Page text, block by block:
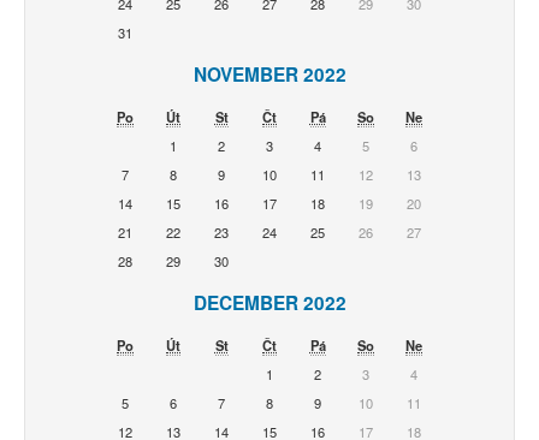
31
NOVEMBER 2022
Po Út St Čt Pá So
Ne
1
2 3 4 5
6
7
8 9 10 11 12
13
14
15 16 17 18 19
20
21
22 23 24 25 26
27
28
29 30
DECEMBER 2022
Po Út St Čt Pá So
Ne
1
2 3
4
5
6 7 8 9 10
11
12
13 14 15 16 17 18